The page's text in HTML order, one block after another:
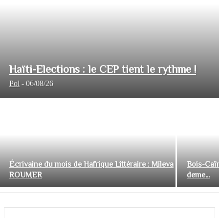
Haïti-Elections : le CEP tient le rythme !
Pol - 06/08/26
Écrivaine du mois de Hafrique Littéraire : Mileva
ROUMER
Bois-
deme...